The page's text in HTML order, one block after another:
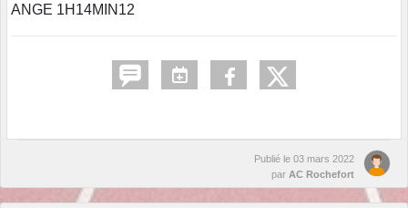
ANGE 1H14MIN12
Publié le 03 mars 2022
par AC Rochefort